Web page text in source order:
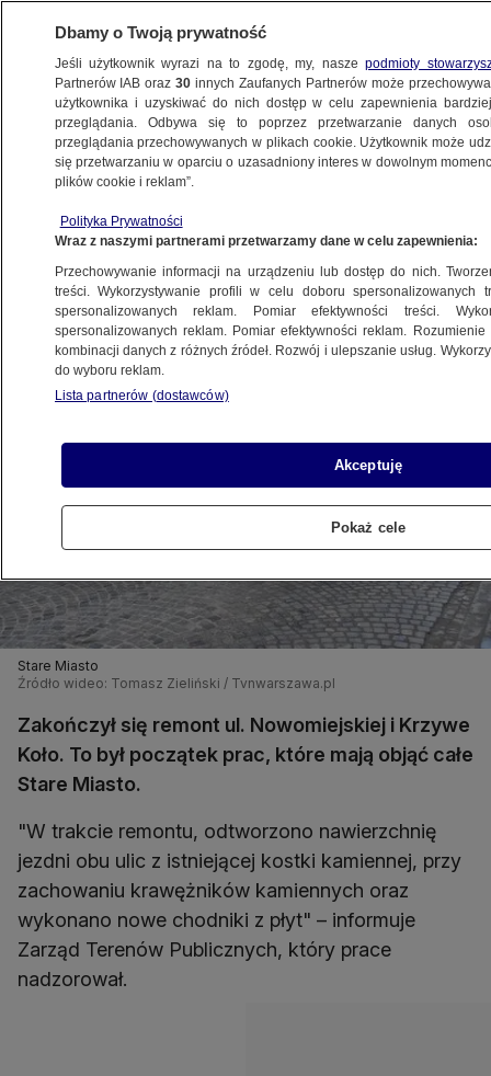
WARSZAWA
NAJNOWSZE
po remoncie
23.11.2012, 11:18
Udostępnij
Stare Miasto
Źródło wideo: Tomasz Zieliński / Tvnwarszawa.pl
Zakończył się remont ul. Nowomiejskiej i Krzywe
Koło. To był początek prac, które mają objąć całe
Stare Miasto.
"W trakcie remontu, odtworzono nawierzchnię
jezdni obu ulic z istniejącej kostki kamiennej, przy
zachowaniu krawężników kamiennych oraz
wykonano nowe chodniki z płyt" – informuje
Zarząd Terenów Publicznych, który prace
nadzorował.
Dbamy o Twoją prywatność
Jeśli użytkownik wyrazi na to zgodę, my, naszepodmioty
Partnerów IAB oraz30 innych Zaufanych Partnerów może
użytkownika i uzyskiwać do nich dostęp w celu zapewnienia
przeglądania. Odbywa się to poprzez przetwarzanie danych
przeglądania przechowywanych w plikach cookie. Użytkownik może
się przetwarzaniu w oparciu o uzasadniony interes w dowolnym
plików cookie i reklam”.
Polityka Prywatności
Wraz z naszymi partnerami przetwarzamy dane w celu zapewnienia:
Przechowywanie informacji na urządzeniu lub dostęp do nich.
treści. Wykorzystywanie profili w celu doboru spersonalizowanych
spersonalizowanych reklam. Pomiar efektywności treści.
spersonalizowanych reklam. Pomiar efektywności reklam.
kombinacji danych z różnych źródeł. Rozwój i ulepszanie usług.
do wyboru reklam.
Lista partnerów (dostawców)
Akceptuję
Pokaż cele